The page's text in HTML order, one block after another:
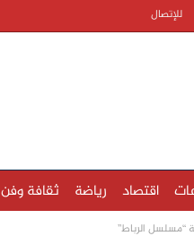
للإتصال
اقتصاد رياضة ثقافة وفن
“مسلسل الرباط”